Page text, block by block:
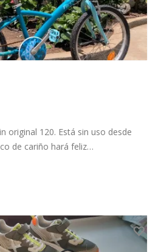
original 120. Está sin uso desde
de cariño hará feliz…